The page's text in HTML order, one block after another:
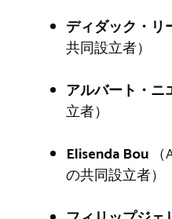
ディダック・リ
共同設立者）
アルバート・ニ
立者）
Elisenda Bou
の共同設立者）